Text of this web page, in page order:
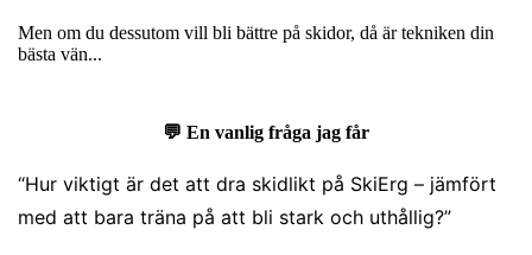
Men om du dessutom vill bli bättre på skidor, då är tekniken din
bästa vän...
💬 En vanlig fråga jag får
“Hur viktigt är det att dra skidlikt på SkiErg – jämfört
med att bara träna på att bli stark och uthållig?”